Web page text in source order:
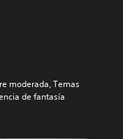
moderada, Temas
de fantasía